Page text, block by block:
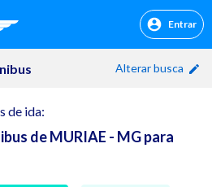
Entrar
Alterar busca
de ida:
de MURIAE - MG para